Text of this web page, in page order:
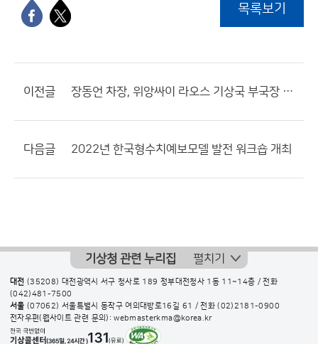
목록보기
이전글 장동언 차장, 위앙싸이 라오스 기상국 부국장 등 대표단과 협력 방안 논의
다음글 2022년 한국형수치예보모델 발전 워크숍 개최
기상청 관련 누리집 펼치기
대전 (35208) 대전광역시 서구 청사로 189 정부대전청사 1동 11~14층 / 전화
(042)481-7500
서울 (07062) 서울특별시 동작구 여의대방로16길 61 / 전화(02)2181-0900
전자우편(웹사이트 관련 문의): webmasterkma@korea.kr